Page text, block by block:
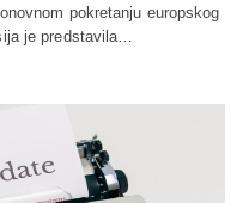
pokretanju europskog
je predstavila…